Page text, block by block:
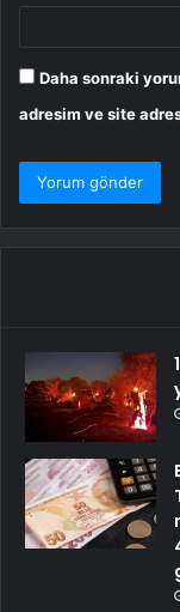
Daha sonraki
adresim ve site